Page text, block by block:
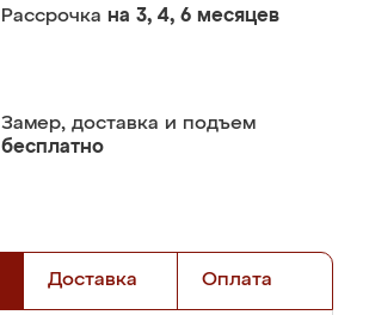
Рассрочка на 3, 4, 6 месяцев
Замер, доставка и подъем
бесплатно
Доставка Оплата